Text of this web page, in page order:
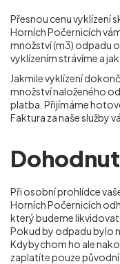
Přesnou cenu vyklízení
Horních Počernicích
množství (m3) odpadu
vyklízením strávíme a
Jakmile vyklízení
množství naloženého
platba. Přijímáme
Faktura za naše služby
Při osobní prohlídce
Horních Počernicích
který budeme
Pokud by odpadu bylo
Kdybychom ho ale
zaplatíte pouze